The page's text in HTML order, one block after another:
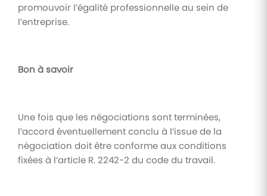
promouvoir l’égalité professionnelle au sein de
l’entreprise.
Bon à savoir
Une fois que les négociations sont terminées,
l’accord éventuellement conclu à l’issue de la
négociation doit être conforme aux conditions
fixées à l’article R. 2242-2 du code du travail.